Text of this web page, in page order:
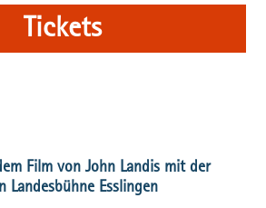
Tickets
Film von John Landis mit der
Landesbühne Esslingen